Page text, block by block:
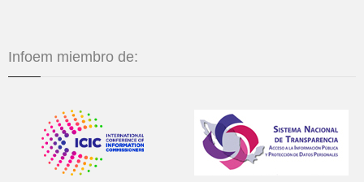
Infoem miembro de: